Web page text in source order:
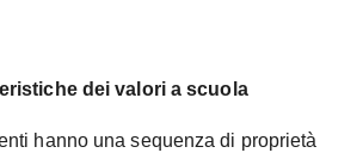
dei valori a scuola
hanno una sequenza di proprietà